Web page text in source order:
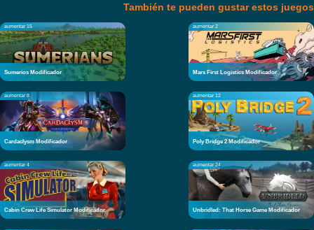
También te pueden gustar estos juegos
aumentar 15
Sumerios Modificador
aumentar 2
Mars First Logistics Modificador
aumentar 8
Cardaclysm Modificador
aumentar 12
Poly Bridge 2 Modificador
aumentar 4
Cabin Crew Life Simulator Modificador
aumentar 24
Unbridled: That Horse Game Modificador